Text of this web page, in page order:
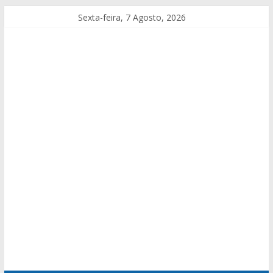
Sexta-feira, 7 Agosto, 2026